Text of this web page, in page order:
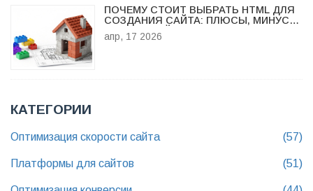
ПОЧЕМУ СТОИТ ВЫБРАТЬ HTML ДЛЯ
СОЗДАНИЯ САЙТА: ПЛЮСЫ, МИНУСЫ
И РЕАЛЬНЫЙ ОПЫТ
апр, 17 2026
КАТЕГОРИИ
Оптимизация скорости сайта (57)
Платформы для сайтов (51)